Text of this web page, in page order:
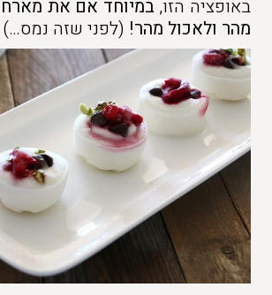
באופציה הזו,במיוחד אם את
מהר ולאכול מהר! (לפני שזה נמס…)